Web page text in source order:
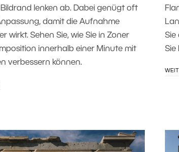
Bildrand lenken ab. Dabei genügt oft
damit die Aufnahme
wirkt. Sehen Sie, wie Sie in Zoner
innerhalb einer Minute mit
verbessern können.
Sie
Sie